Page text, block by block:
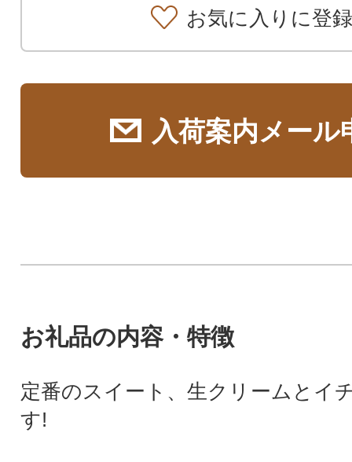
お気に入りに登録
入荷案内メール
お礼品の内容・特徴
定番のスイート、生クリームとイ
す!